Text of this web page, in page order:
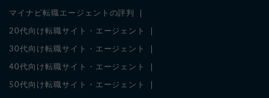
マイナビ転職エージェントの評判
20代向け転職サイト・エージェント
30代向け転職サイト・エージェント
40代向け転職サイト・エージェント
50代向け転職サイト・エージェント